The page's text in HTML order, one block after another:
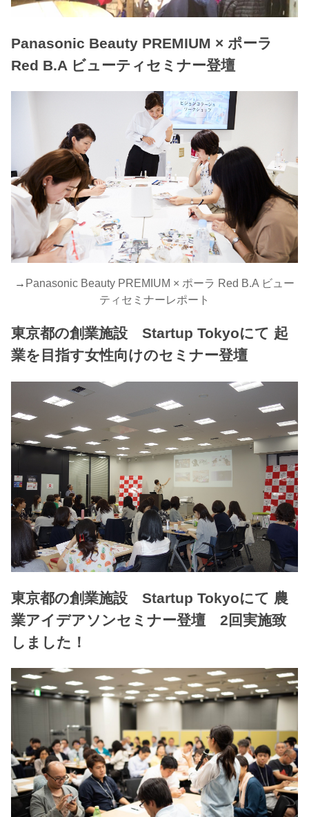
Panasonic Beauty PREMIUM × ポーラ
Red B.A ビューティセミナー登壇
→ Panasonic Beauty PREMIUM × ポーラ Red B.A ビュー
ティセミナーレポート
東京都の創業施設 Startup Tokyoにて 起
業を目指す女性向けのセミナー登壇
東京都の創業施設 Startup Tokyoにて 農
業アイデアソンセミナー登壇 2回実施致
しました！